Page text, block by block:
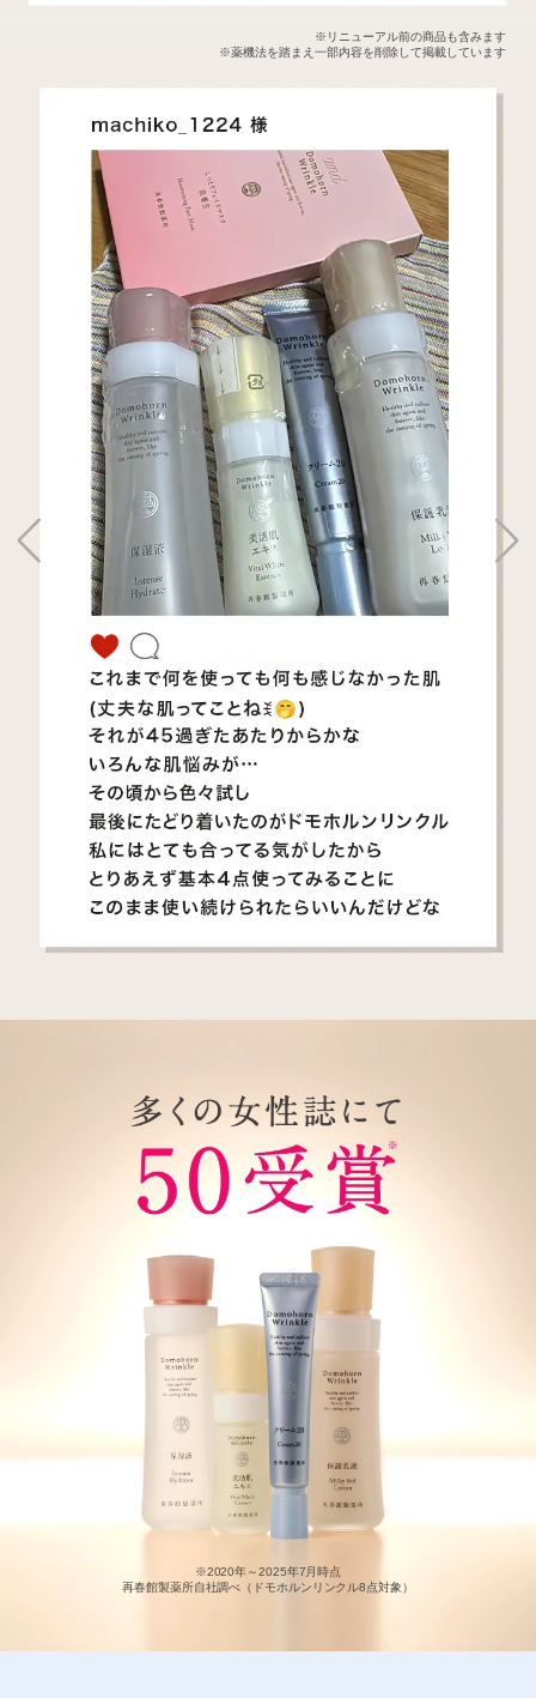
※リニューアル前の商品も含みます
※薬機法を踏まえ一部内容を削除して掲載しています
※2020年～2025年7月時点
再春館製薬所自社調べ（ドモホルンリンクル8点対象）